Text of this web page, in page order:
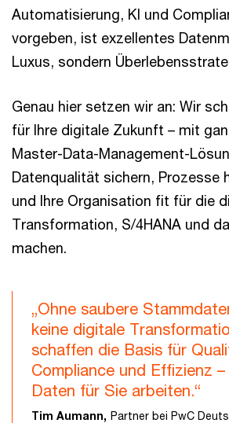
Automatisierung, KI und
vorgeben, ist exzellentes
Luxus, sondern
Genau hier setzen wir an: Wir
für Ihre digitale Zukunft – mit
Master-Data-Management-
Datenqualität sichern, Prozesse
und Ihre Organisation fit für die
Transformation, S/4HANA und
machen.
„Ohne saubere
keine digitale
schaffen die Basis für
Compliance und Effizienz
Daten für Sie arbeiten.“
Tim Aumann, Partner bei PwC